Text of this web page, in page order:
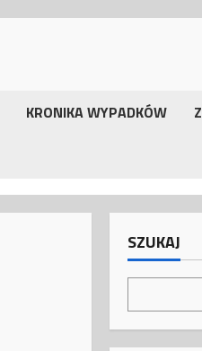
KRONIKA WYPADKÓW
SZUKAJ